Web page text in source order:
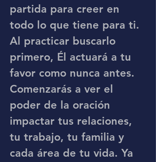
partida para creer en
todo lo que tiene para ti.
Al practicar buscarlo
primero, Él actuará a tu
favor como nunca antes.
Comenzarás a ver el
poder de la oración
impactar tus relaciones,
tu trabajo, tu familia y
cada área de tu vida. Ya